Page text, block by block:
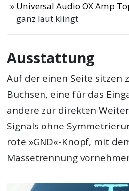
Universal Audio OX Amp
ganz laut klingt
Ausstattung
Auf der einen Seite sitzen
Buchsen, eine für das
andere zur direkten
Signals ohne
rote »GND«-Knopf, mit
Massetrennung